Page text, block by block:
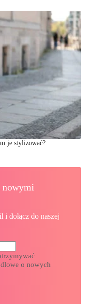
je stylizować?
nowymi
i dołącz do naszej
o nowych